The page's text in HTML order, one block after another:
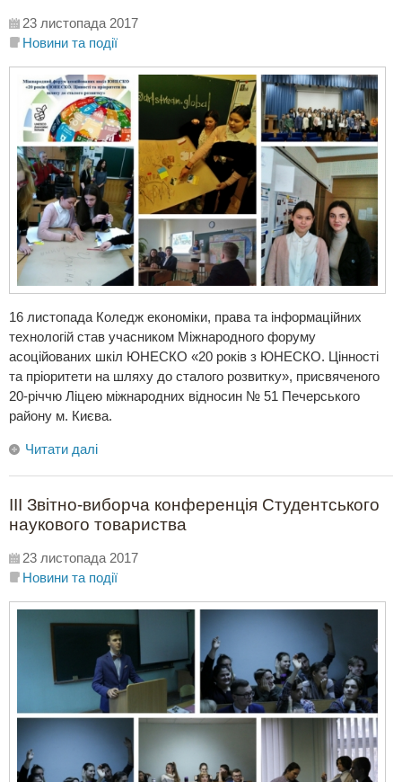
23 листопада 2017
Новини та події
16 листопада Коледж економіки, права та інформаційних
технологій став учасником Міжнародного форуму
асоційованих шкіл ЮНЕСКО «20 років з ЮНЕСКО. Цінності
та пріоритети на шляху до сталого розвитку», присвяченого
20-річчю Ліцею міжнародних відносин № 51 Печерського
району м. Києва.
Читати далі
ІIІ Звітно-виборча конференція Студентського
наукового товариства
23 листопада 2017
Новини та події